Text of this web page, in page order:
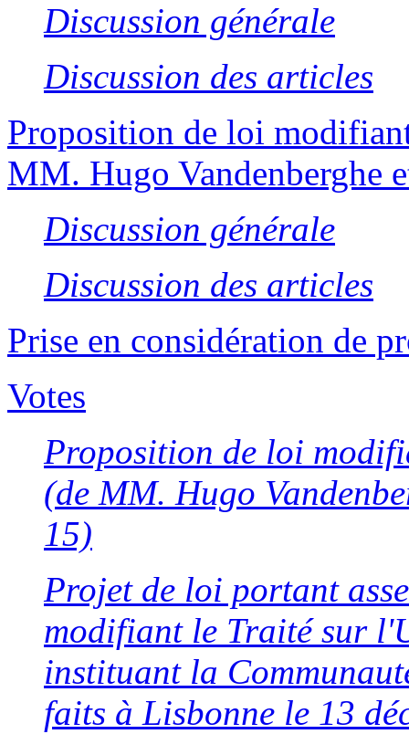
Discussion générale
Discussion des articles
Proposition de loi
MM. Hugo Vandenberghe
Discussion générale
Discussion des articles
Prise en considération de
Votes
Proposition de loi
(de MM. Hugo
15)
Projet de loi portant
modifiant le Traité sur
instituant la
faits à Lisbonne le 13